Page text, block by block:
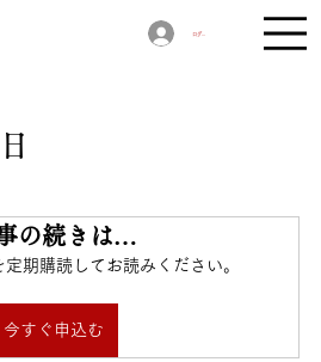
ログイン
されています。
の続きは…
期購読してお読みください。
今すぐ申込む